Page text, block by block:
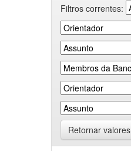
Filtros correntes:
Retornar valores